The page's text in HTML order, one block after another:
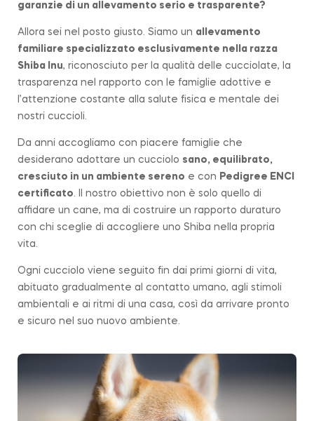
garanzie di un allevamento serio e trasparente?
Allora sei nel posto giusto. Siamo un allevamento
familiare specializzato esclusivamente nella razza
Shiba Inu, riconosciuto per la qualità delle cucciolate, la
trasparenza nel rapporto con le famiglie adottive e
l’attenzione costante alla salute fisica e mentale dei
nostri cuccioli.
Da anni accogliamo con piacere famiglie che
desiderano adottare un cucciolo sano, equilibrato,
cresciuto in un ambiente sereno e con Pedigree ENCI
certificato. Il nostro obiettivo non è solo quello di
affidare un cane, ma di costruire un rapporto duraturo
con chi sceglie di accogliere uno Shiba nella propria
vita.
Ogni cucciolo viene seguito fin dai primi giorni di vita,
abituato gradualmente al contatto umano, agli stimoli
ambientali e ai ritmi di una casa, così da arrivare pronto
e sicuro nel suo nuovo ambiente.